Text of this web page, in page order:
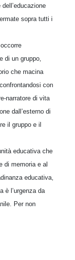
sopra tutti i
di un gruppo,
che macina
con
narratore di vita
dall’esterno di
il gruppo e il
educativa che
di memoria e al
educativa,
è l’urgenza da
Per non